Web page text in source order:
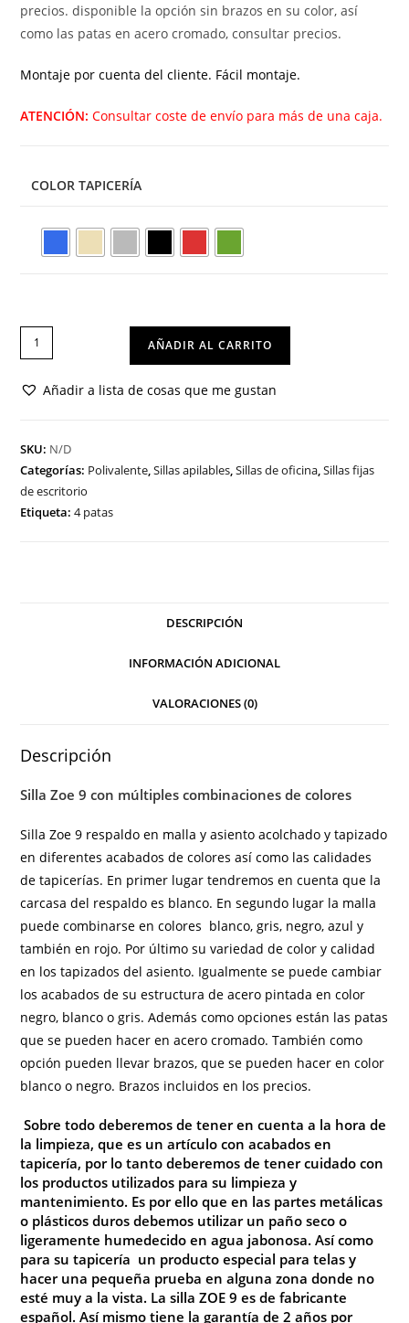
precios. disponible la opción sin brazos en su color, así
como las patas en acero cromado, consultar precios.
Montaje por cuenta del cliente. Fácil montaje.
ATENCIÓN: Consultar coste de envío para más de una caja.
COLOR TAPICERÍA
SILLA
ZOE
9
AÑADIR AL CARRITO
Añadir a lista de cosas que me gustan
SKU: N/D
Categorías: Polivalente,Sillas apilables,Sillas de oficina,Sillas fijas
de escritorio
Etiqueta:4 patas
DESCRIPCIÓN
INFORMACIÓN ADICIONAL
VALORACIONES (0)
Descripción
Silla Zoe 9 con múltiples combinaciones de colores
Silla Zoe 9 respaldo en malla y asiento acolchado y tapizado
en diferentesacabados de colores así como las calidades
de tapicerías. En primer lugar tendremos en cuenta que la
carcasa del respaldo es blanco. En segundo lugar la malla
puede combinarse en colores blanco, gris, negro, azul y
también en rojo. Por último su variedad de color y calidad
en los tapizados del asiento. Igualmente se puede cambiar
los acabados de su estructura de acero pintada en color
negro, blanco o gris. Además como opciones están las patas
que se pueden hacer en acero cromado. También como
opción pueden llevar brazos, que se pueden hacer en color
blanco o negro. Brazos incluidos en los precios.
Sobre todo deberemos de tener en cuenta a la hora de
la limpieza, que es un artículo con acabados en
tapicería, por lo tanto deberemos de tener cuidado con
los productos utilizados para su limpieza y
mantenimiento. Es por ello que en las partes metálicas
o plásticos duros debemos utilizar un paño seco o
ligeramente humedecido en agua jabonosa. Así como
para su tapicería un producto especial para telas y
hacer una pequeña prueba en alguna zona donde no
esté muy a la vista. La silla ZOE 9 es de fabricante
español. Así mismo tiene la garantía de 2 años por